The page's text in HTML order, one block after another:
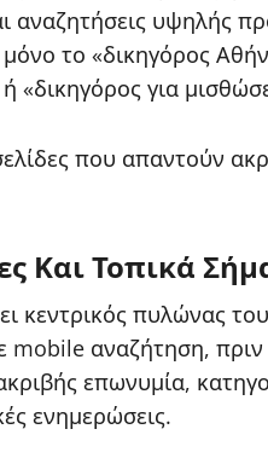
υψηλής
το «δικηγόρος
«δικηγόρος για
που απαντούν
Και Τοπικά
κεντρικός πυλώνας
αναζήτηση, πριν
επωνυμία,
ενημερώσεις.